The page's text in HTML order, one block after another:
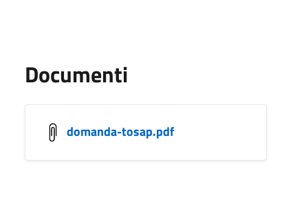
Documenti
domanda-tosap.pdf